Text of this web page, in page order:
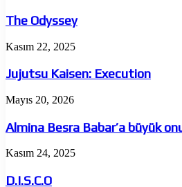
The Odyssey
Jujutsu
Execution
Kasım 22, 2025
Jujutsu Kaisen: Execution
Almina
Babar’a
büyük
onur
Mayıs 20, 2026
Almina Besra Babar’a büyük
D.I.S.C.O
Kasım 24, 2025
D.I.S.C.O